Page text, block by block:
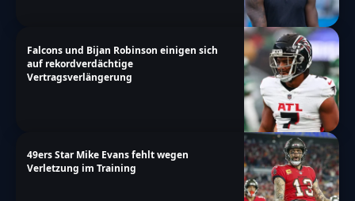
Falcons und Bijan Robinson einigen sich
auf rekordverdächtige
Vertragsverlängerung
49ers Star Mike Evans fehlt wegen
Verletzung im Training